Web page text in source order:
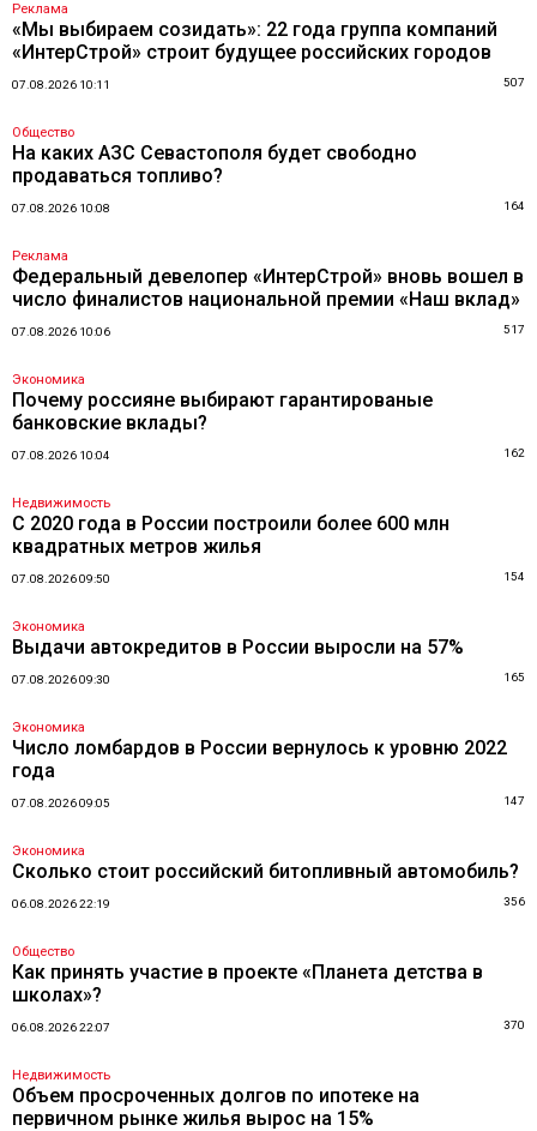
Реклама
«Мы выбираем созидать»: 22 года группа компаний
«ИнтерСтрой» строит будущее российских городов
07.08.2026 10:11 507
Общество
На каких АЗС Севастополя будет свободно
продаваться топливо?
07.08.2026 10:08 164
Реклама
Федеральный девелопер «ИнтерСтрой» вновь вошел в
число финалистов национальной премии «Наш вклад»
07.08.2026 10:06 517
Экономика
Почему россияне выбирают гарантированые
банковские вклады?
07.08.2026 10:04 162
Недвижимость
С 2020 года в России построили более 600 млн
квадратных метров жилья
07.08.2026 09:50 154
Экономика
Выдачи автокредитов в России выросли на 57%
07.08.2026 09:30 165
Экономика
Число ломбардов в России вернулось к уровню 2022
года
07.08.2026 09:05 147
Экономика
Сколько стоит российский битопливный автомобиль?
06.08.2026 22:19 356
Общество
Как принять участие в проекте «Планета детства в
школах»?
06.08.2026 22:07 370
Недвижимость
Объем просроченных долгов по ипотеке на
первичном рынке жилья вырос на 15%